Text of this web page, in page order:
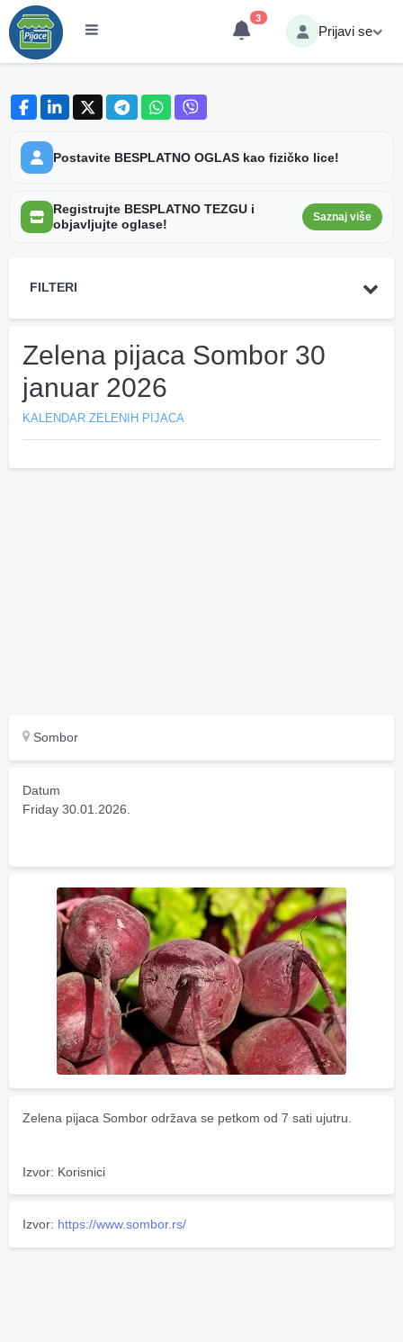
3
Prijavi se
Postavite BESPLATNO OGLAS kao fizičko lice!
Registrujte BESPLATNO TEZGU i
objavljujte oglase!
Saznaj više
FILTERI
Zelena pijaca Sombor 30
januar 2026
KALENDAR ZELENIH PIJACA
Sombor
Datum
Friday 30.01.2026.
Zelena pijaca Sombor održava se petkom od 7 sati ujutru.
Izvor: Korisnici
Izvor: https://www.sombor.rs/